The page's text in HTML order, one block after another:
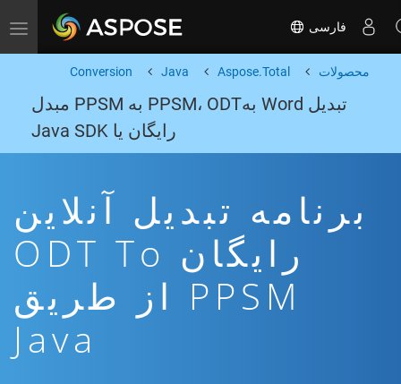
Toggle navigation فارسی
محصولات Aspose.Total
Java
Conversion
تبدیل Word بهPPSM، ODT به PPSM مبدل
رایگان یا Java SDK
برنامه تبدیل آنلاین
رایگان ODT To
PPSM از طریق
Java